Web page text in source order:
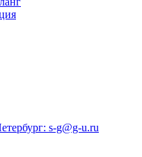
s-g@g-u.ru